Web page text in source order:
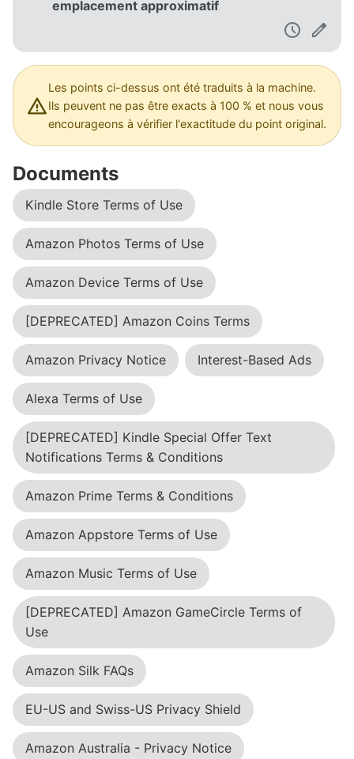
emplacement approximatif
Les points ci-dessus ont été traduits à la machine.
Ils peuvent ne pas être exacts à 100 % et nous vous
encourageons à vérifier l'exactitude du point original.
Documents
Kindle Store Terms of Use
Amazon Photos Terms of Use
Amazon Device Terms of Use
[DEPRECATED] Amazon Coins Terms
Amazon Privacy Notice Interest-Based Ads
Alexa Terms of Use
[DEPRECATED] Kindle Special Offer Text
Notifications Terms & Conditions
Amazon Prime Terms & Conditions
Amazon Appstore Terms of Use
Amazon Music Terms of Use
[DEPRECATED] Amazon GameCircle Terms of
Use
Amazon Silk FAQs
EU-US and Swiss-US Privacy Shield
Amazon Australia - Privacy Notice